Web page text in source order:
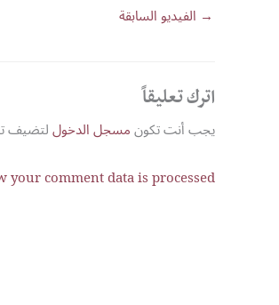
→ الفيديو السابقة
اترك تعليقاً
يجب أنت تكونمسجل الدخوللتضيف
your comment data is processed.